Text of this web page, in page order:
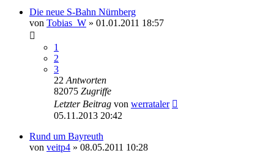
Die neue S-Bahn Nürnberg
von Tobias_W » 01.01.2011 18:57
1
2
3
22 Antworten
82075 Zugriffe
Letzter Beitrag von werrataler
05.11.2013 20:42
Rund um Bayreuth
von veitp4 » 08.05.2011 10:28